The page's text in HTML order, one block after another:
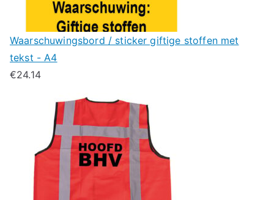
Waarschuwingsbord / sticker giftige stoffen met
tekst - A4
€24.14